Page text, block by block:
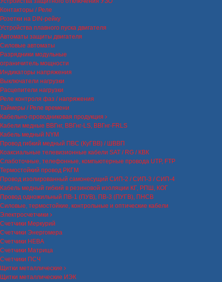
Контакторы / Реле
Розетки на DIN-рейку
Устройства плавного пуска двигателя
Автоматы защиты двигателя
Силовые автоматы
Разрядники модульные
ограничитель мощности
Индикаторы напряжения
Выключатели нагрузки
Расцепители нагрузки
Реле контроля фаз / напряжения
Таймеры / Реле времени
Кабельно-проводниковая продукция
Кабели медные ВВГнг, ВВГнг-LS, ВВГнг-FRLS
Кабель медный NYM
Провод гибкий медный ПВС (КуГВВ) / ШВВП
Коаксиальные телевизионные кабели SAT / RG / КВК
Слаботочные, телефонные, компьютерные провода UTP, FTP
Термостойкий провод РКГМ
Провод изолированный самонесущий СИП-2 / СИП-3 / СИП-4
Кабель медный гибкий в резиновой изоляции КГ, РПШ, КОГ
Провод одножильный ПВ-1 (ПУВ), ПВ-3 (ПУГВ), ПНСВ
Силовые, термостойкие, контрольные и оптические кабели
Электросчетчики
Счетчики Меркурий
Счетчики Энергомера
Счетчики НЕВА
Счетчики Матрица
Счетчики ПСЧ
Щитки металлические
Щитки металлические ИЭК